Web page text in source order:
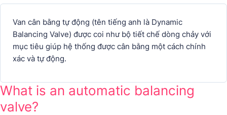
Van cân bằng tự động (tên tiếng anh là Dynamic
Balancing Valve) được coi như bộ tiết chế dòng chảy với
mục tiêu giúp hệ thống được cân bằng một cách chính
xác và tự động.
What is an automatic balancing
valve?